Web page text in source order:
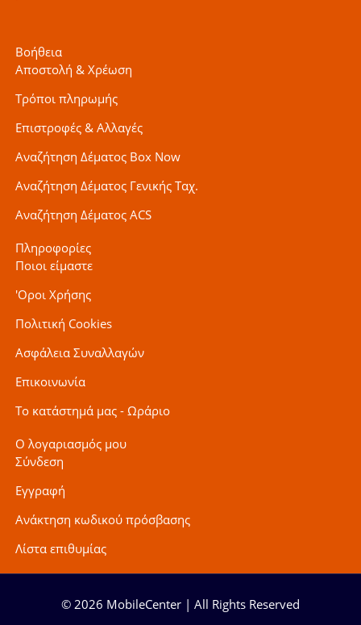
Βοήθεια
Αποστολή & Χρέωση
Τρόποι πληρωμής
Επιστροφές & Αλλαγές
Αναζήτηση Δέματος Box Now
Αναζήτηση Δέματος Γενικής Ταχ.
Αναζήτηση Δέματος ACS
Πληροφορίες
Ποιοι είμαστε
'Οροι Χρήσης
Πολιτική Cookies
Ασφάλεια Συναλλαγών
Επικοινωνία
Το κατάστημά μας - Ωράριο
Ο λογαριασμός μου
Σύνδεση
Εγγραφή
Ανάκτηση κωδικού πρόσβασης
Λίστα επιθυμίας
© 2026 MobileCenter | All Rights Reserved